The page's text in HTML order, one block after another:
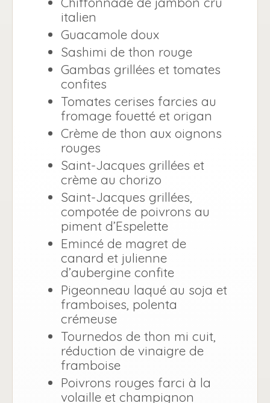
italien
Guacamole doux
Sashimi de thon rouge
Gambas grillées et tomates
confites
Tomates cerises farcies au
fromage fouetté et origan
Crème de thon aux oignons
rouges
Saint-Jacques grillées et
crème au chorizo
Saint-Jacques grillées,
compotée de poivrons au
piment d’Espelette
Emincé de magret de
canard et julienne
d’aubergine confite
Pigeonneau laqué au soja et
framboises, polenta
crémeuse
Tournedos de thon mi cuit,
réduction de vinaigre de
framboise
Poivrons rouges farci à la
volaille et champignon